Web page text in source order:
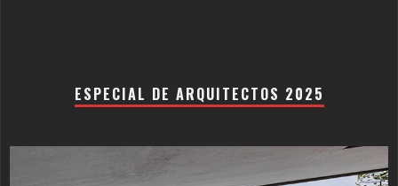
ESPECIAL DE ARQUITECTOS 2025